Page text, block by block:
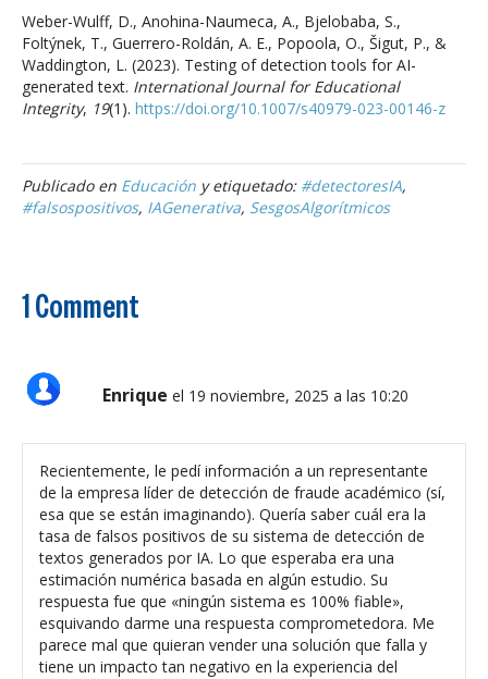
Weber-Wulff, D., Anohina-Naumeca, A., Bjelobaba, S.,
Foltýnek, T., Guerrero-Roldán, A. E., Popoola, O., Šigut, P., &
Waddington, L. (2023). Testing of detection tools for AI-
generated text. International Journal for Educational
Integrity, 19(1). https://doi.org/10.1007/s40979-023-00146-z
Publicado en Educación y etiquetado: #detectoresIA,
#falsospositivos, IAGenerativa, SesgosAlgorítmicos
1 Comment
Enrique el 19 noviembre, 2025 a las 10:20
Recientemente, le pedí información a un representante
de la empresa líder de detección de fraude académico (sí,
esa que se están imaginando). Quería saber cuál era la
tasa de falsos positivos de su sistema de detección de
textos generados por IA. Lo que esperaba era una
estimación numérica basada en algún estudio. Su
respuesta fue que «ningún sistema es 100% fiable»,
esquivando darme una respuesta comprometedora. Me
parece mal que quieran vender una solución que falla y
tiene un impacto tan negativo en la experiencia del